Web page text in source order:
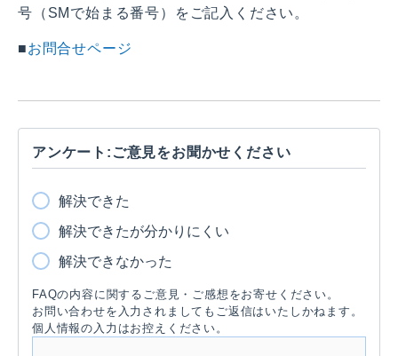
号（SMで始まる番号）をご記入ください。
■お問合せページ
アンケート:ご意見をお聞かせください
解決できた
解決できたが分かりにくい
解決できなかった
FAQの内容に関するご意見・ご感想をお寄せください。
お問い合わせを入力されましてもご返信はいたしかねます。
個人情報の入力はお控えください。